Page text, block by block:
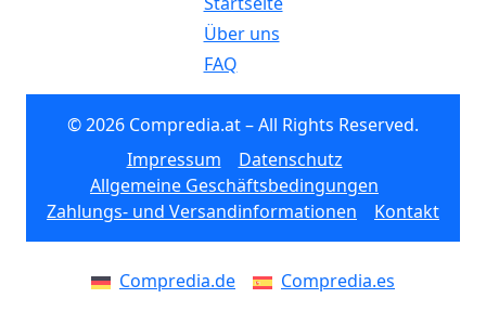
Über uns
FAQ
© 2026 Compredia.at – All Rights Reserved.
Impressum
Datenschutz
Allgemeine Geschäftsbedingungen
Zahlungs- und Versandinformationen
Kontakt
Compredia.de
Compredia.es